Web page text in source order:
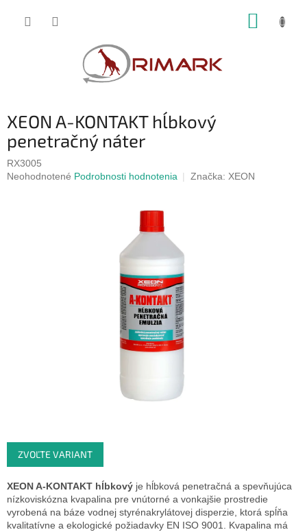
XEON A-KONTAKT hĺbkový
penetračný náter
RX3005
Priemerné
Neohodnotené Podrobnosti hodnotenia Značka: XEON
ZVOĽTE VARIANT
XEON A-KONTAKT hĺbkový je hĺbková penetračná a spevňujúca
nízkoviskózna kvapalina pre vnútorné a vonkajšie prostredie
vyrobená na báze vodnej styrénakrylátovej disperzie, ktorá spĺňa
kvalitatívne a ekologické požiadavky EN ISO 9001. Kvapalina má